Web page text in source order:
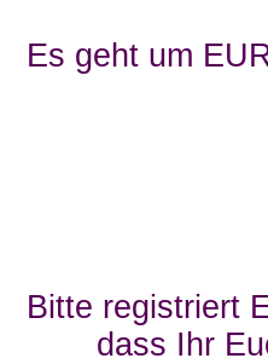
Es geht um
Bitte registriert
dass Ihr